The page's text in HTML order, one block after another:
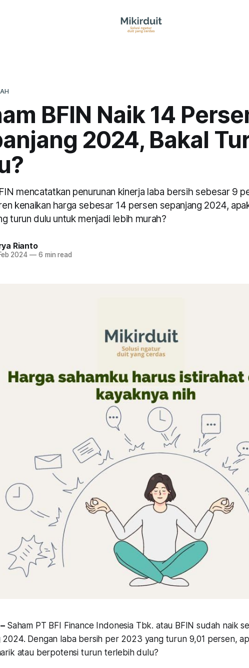
BFIN Naik 14
2024, Bakal
mencatatkan penurunan kinerja laba bersih sebesar 9
kenaikan harga sebesar 14 persen sepanjang 2024,
turun dulu untuk menjadi lebih murah?
Rianto
2024 —6 min read
Saham PT BFI Finance Indonesia Tbk. atau BFIN sudah naik
2024. Dengan laba bersih per 2023 yang turun 9,01 persen,
atau berpotensi turun terlebih dulu?